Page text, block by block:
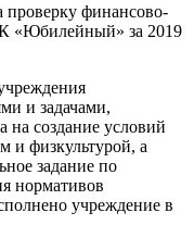
проверку финансово-
«Юбилейный» за 2019
и задачами,
на создание условий
и физкультурой, а
задание по
нормативов
учреждение в